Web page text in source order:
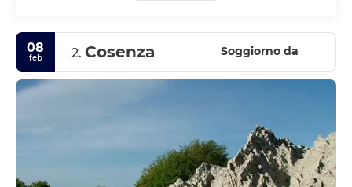
08
feb 2. Cosenza Soggiorno da